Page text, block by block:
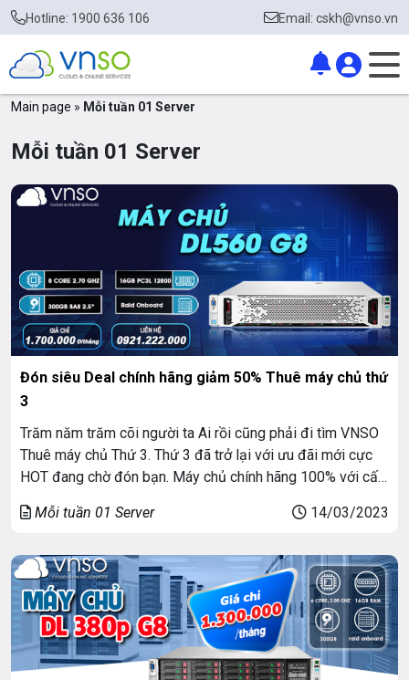
Hotline: 1900 636 106 Email: cskh@vnso.vn
Main page » Mỗi tuần 01 Server
Mỗi tuần 01 Server
Đón siêu Deal chính hãng giảm 50% Thuê máy chủ thứ
3
Trăm năm trăm cõi người ta Ai rồi cũng phải đi tìm VNSO
Thuê máy chủ Thứ 3. Thứ 3 đã trở lại với ưu đãi mới cực
HOT đang chờ đón bạn. Máy chủ chính hãng 100% với cấu
giá không lợi nhuận […]
Mỗi tuần 01 Server 14/03/2023